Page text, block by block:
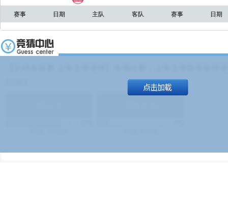
赛事 日期 主队 客队 赛事 日期